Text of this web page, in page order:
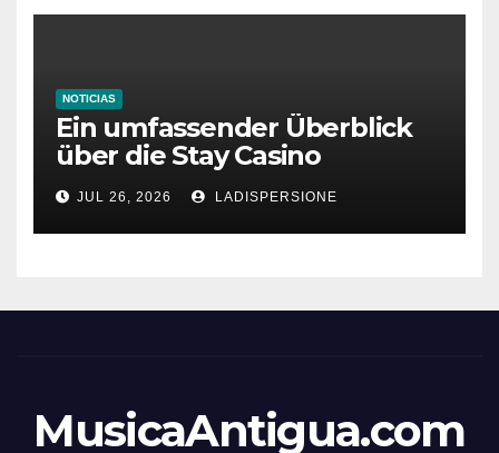
NOTICIAS
Ein umfassender Überblick
über die Stay Casino
Bonusbedingungen
JUL 26, 2026 LADISPERSIONE
MusicaAntigua.com